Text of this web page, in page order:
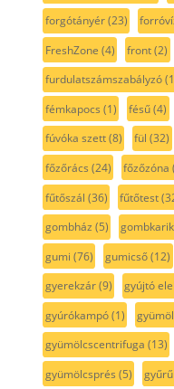
forgótányér(23)
FreshZone (4) front(2)
furdulatszámszabályzó
fémkapocs (1) fésű(4)
fúvóka szett(8) fül (32)
főzőrács (24) főzőzóna
fűtőszál (36) fűtőtest
gombház (5)
gumi (76) gumicső(12)
gyerekzár(9) gyújtó
gyúrókampó(1)
gyümölcscentrifuga (13)
gyümölcsprés (5) gyűrű